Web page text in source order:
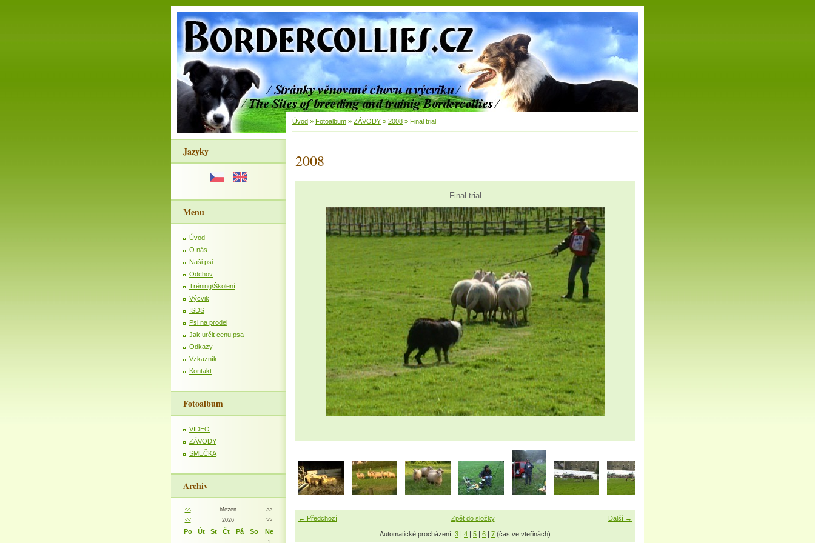
Jazyky
Menu
Úvod
O nás
Naši psi
Odchov
Tréning/Školení
Výcvik
ISDS
Psi na prodej
Jak určit cenu psa
Odkazy
Vzkazník
Kontakt
Fotoalbum
VIDEO
ZÁVODY
SMEČKA
Archiv
<< březen
>>
<<
2026 >>
Po Út St Čt Pá So Ne
Úvod » Fotoalbum » ZÁVODY » 2008 » Final trial
2008
Final trial
← Předchozí Další →
Zpět do složky
Automatické procházení: 3 | 4 | 5 | 6 | 7 (čas ve vteřinách)